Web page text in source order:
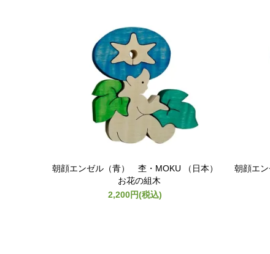
朝顔エンゼル（青） 杢・MOKU （日本）
お花の組木
2,200円(税込)
朝顔エ